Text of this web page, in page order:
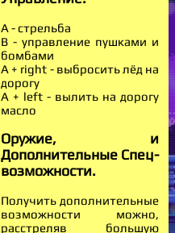
А - стрельба
В - управление пушками и
бомбами
A + right - выбросить лёд на
дорогу
A + left - вылить на дорогу
масло
Оружие, и
Дополнительные Спец-
возможности.
Получить дополнительные
возможности можно,
расстреляв большую